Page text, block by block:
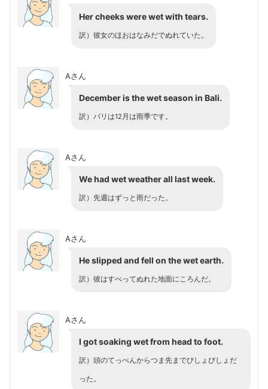
Her cheeks were wet with tears.
訳）彼女のほおはなみだでぬれていた。
Aさん
December is the wet season in Bali.
訳）バリは12月は雨季です。
Aさん
We had wet weather all last week.
訳）先週はずっと雨だった。
Aさん
He slipped and fell on the wet earth.
訳）彼はすべってぬれた地面にころんだ。
Aさん
I got soaking wet from head to foot.
訳）頭のてっぺんからつま先までびしょびしょだ
った。